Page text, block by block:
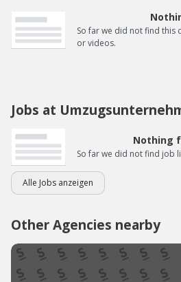
So far we did not find
or videos.
Jobs at
Nothing
So far we did not find job
Alle Jobs anzeigen
Other Agencies nearby